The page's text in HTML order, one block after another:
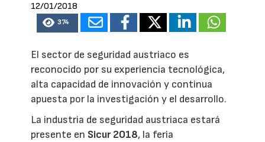
12/01/2018
374
El sector de seguridad austriaco es
reconocido por su experiencia tecnológica,
alta capacidad de innovación y continua
apuesta por la investigación y el desarrollo.
La industria de seguridad austriaca estará
presente en Sicur 2018, la feria